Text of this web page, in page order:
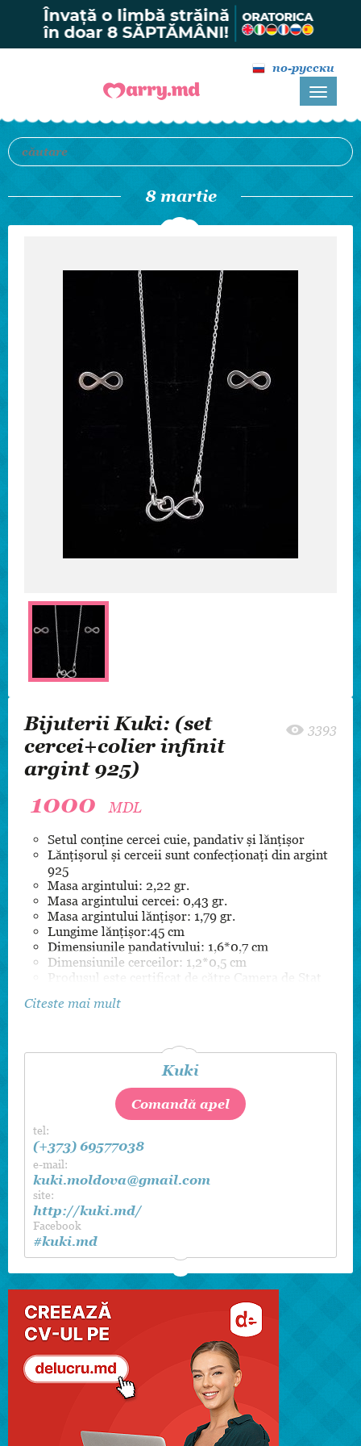
по-русски
8 martie
Bijuterii Kuki: (set
cercei+colier infinit
argint 925)
3393
1000 MDL
Setul conține cercei cuie, pandativ și lănțișor
Lănțișorul și cerceii sunt confecționați din argint
925
Masa argintului: 2,22 gr.
Masa argintului cercei: 0,43 gr.
Masa argintului lănțișor: 1,79 gr.
Lungime lănțișor:45 cm
Dimensiunile pandativului: 1,6*0,7 cm
Dimensiunile cerceilor: 1,2*0,5 cm
Produsul este certificat de către Camera de Stat
Citeste mai mult
Kuki
Comandă apel
tel:
(+373) 69577038
e-mail:
kuki.moldova@gmail.com
site:
http://kuki.md/
Facebook
#kuki.md